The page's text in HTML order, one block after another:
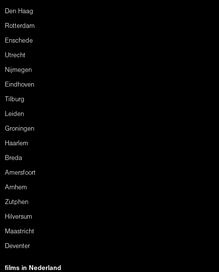
Den Haag
Rotterdam
Enschede
Utrecht
Nijmegen
Eindhoven
Tilburg
Leiden
Groningen
Haarlem
Breda
Amersfoort
Arnhem
Zutphen
Hilversum
Maastricht
Deventer
films in Nederland